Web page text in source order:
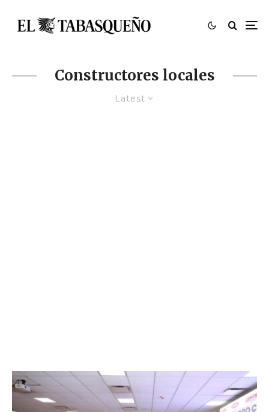
Constructores locales
Latest